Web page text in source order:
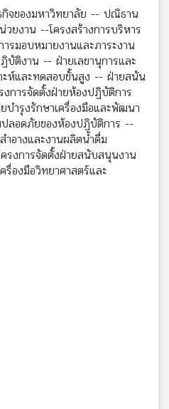
ของมหาวิทยาลัย -- ปณิธาน
งาน --โครงสร้างการบริหาร
รมอบหมายงานและภาระงาน
ติงาน -- ฝ่ายเลขานุการและ
ะห์และทดสอบขั้นสูง -- ฝ่ายสนัน
การจัดตั้งฝ่ายห้องปฏิบัติการ
ำรุงรักษาเครื่องมือและพัฒนา
อดภัยของห้องปฏิบัติการ --
อางและงานผลิตน้ำดื่ม
งการจัดตั้งฝ่ายสนับสนุนงาน
องมือวิทยาศาสตร์และ